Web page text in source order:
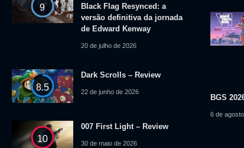
9
Black Flag Resynced: a
versão definitiva da jornada
de Edward Kenway
20 de julho de 2026
8.5
Dark Scrolls – Review
22 de junho de 2026
10
007 First Light – Review
30 de maio de 2026
BGS
6 de